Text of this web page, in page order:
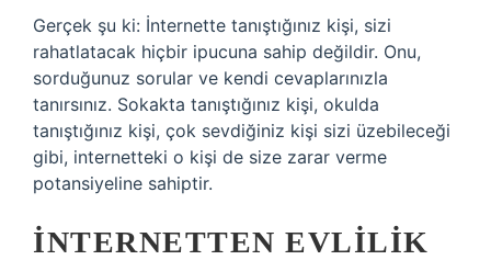
Gerçek şu ki: İnternette tanıştığınız kişi, sizi
rahatlatacak hiçbir ipucuna sahip değildir. Onu,
sorduğunuz sorular ve kendi cevaplarınızla
tanırsınız. Sokakta tanıştığınız kişi, okulda
tanıştığınız kişi, çok sevdiğiniz kişi sizi üzebileceği
gibi, internetteki o kişi de size zarar verme
potansiyeline sahiptir.
İNTERNETTEN EVLILIK